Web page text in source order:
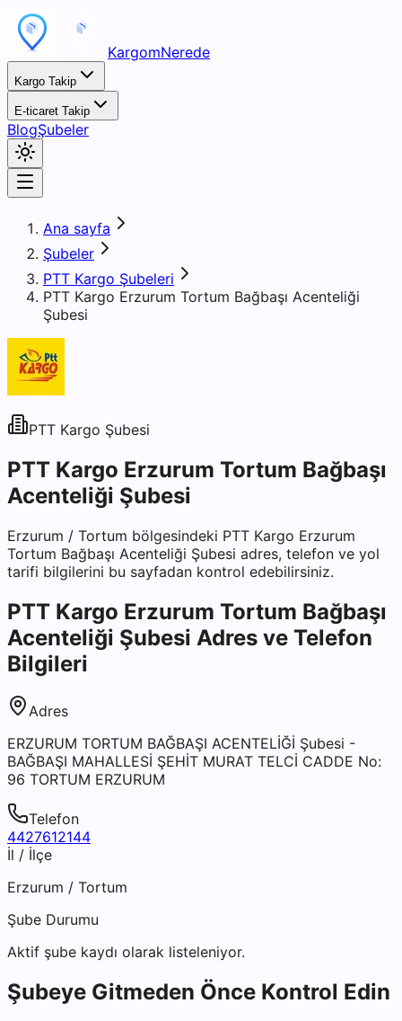
KargomNerede
Kargo Takip
E-ticaret Takip
BlogŞubeler
Ana sayfa
Şubeler
PTT Kargo Şubeleri
PTT Kargo Erzurum Tortum Bağbaşı Acenteliği
Şubesi
PTT Kargo Şubesi
PTT Kargo Erzurum Tortum Bağbaşı
Acenteliği Şubesi
Erzurum / Tortum bölgesindeki PTT Kargo Erzurum
Tortum Bağbaşı Acenteliği Şubesi adres, telefon ve yol
tarifi bilgilerini bu sayfadan kontrol edebilirsiniz.
PTT Kargo Erzurum Tortum Bağbaşı
Acenteliği Şubesi Adres ve Telefon
Bilgileri
Adres
ERZURUM TORTUM BAĞBAŞI ACENTELİĞİ Şubesi -
BAĞBAŞI MAHALLESİ ŞEHİT MURAT TELCİ CADDE No:
96 TORTUM ERZURUM
Telefon
4427612144
İl / İlçe
Erzurum / Tortum
Şube Durumu
Aktif şube kaydı olarak listeleniyor.
Şubeye Gitmeden Önce Kontrol Edin